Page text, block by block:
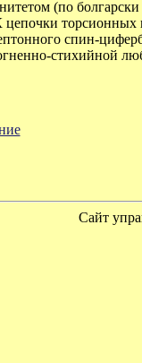
(по
торсионных
спин-
стихийной
Сайт